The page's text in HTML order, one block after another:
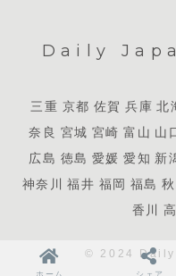
Daily
三重 京都 佐賀 兵庫 北
奈良 宮城 宮崎 富山 山
広島 徳島 愛媛 愛知 新
神奈川 福井 福岡 福島
香川
© 2024
ホーム シェア